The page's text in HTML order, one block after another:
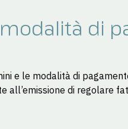
modalità di
e le modalità di
di regolare